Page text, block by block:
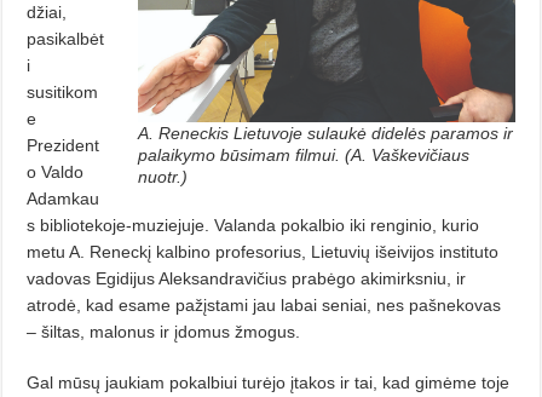
A. Reneckis Lietuvoje sulaukė didelės paramos ir
palaikymo būsimam filmui. (A. Vaškevičiaus
nuotr.)
džiai,
pasikalbėt
i
susitikom
e
Prezident
o Valdo
Adamkau
s bibliotekoje-muziejuje. Valanda pokalbio iki renginio, kurio
metu A. Reneckį kalbino profesorius, Lietuvių išeivijos instituto
vadovas Egidijus Aleksandravičius prabėgo akimirksniu, ir
atrodė, kad esame pažįstami jau labai seniai, nes pašnekovas
– šiltas, malonus ir įdomus žmogus.
Gal mūsų jaukiam pokalbiui turėjo įtakos ir tai, kad gimėme toje